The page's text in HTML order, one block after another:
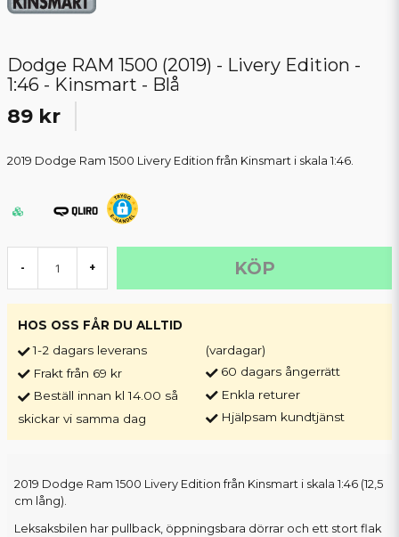
Dodge RAM 1500 (2019) - Livery Edition -
1:46 - Kinsmart - Blå
89 kr
2019 Dodge Ram 1500 Livery Edition från Kinsmart i skala 1:46.
- + KÖP
HOS OSS FÅR DU ALLTID
1-2 dagars leverans
Frakt från 69 kr
Beställ innan kl 14.00 så
skickar vi samma dag
(vardagar)
60 dagars ångerrätt
Enkla returer
Hjälpsam kundtjänst
2019 Dodge Ram 1500 Livery Edition från Kinsmart i skala 1:46 (12,5
cm lång).
Leksaksbilen har pullback, öppningsbara dörrar och ett stort flak